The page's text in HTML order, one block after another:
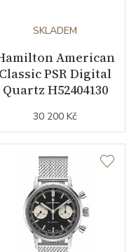
číslice
ocel
SKLADEM
American
Classic PSR Digital
Quartz H52404130
30 200 Kč